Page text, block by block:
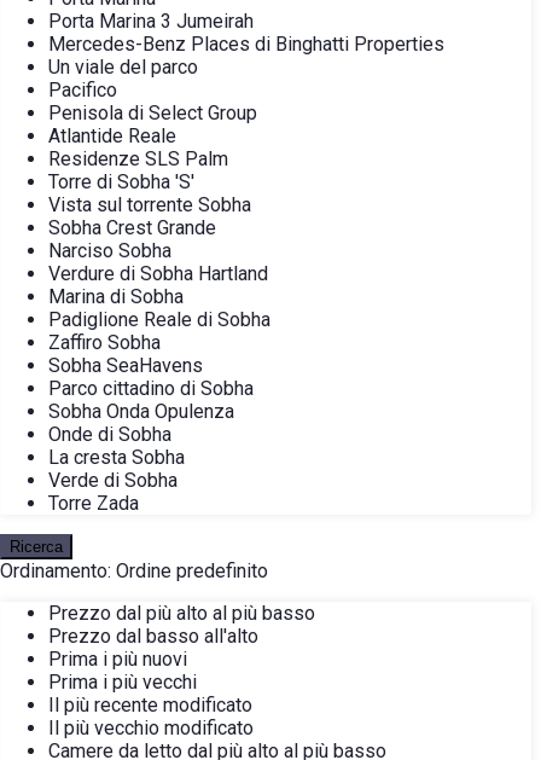
Porta Marina 3 Jumeirah
Mercedes-Benz Places di Binghatti Properties
Un viale del parco
Pacifico
Penisola di Select Group
Atlantide Reale
Residenze SLS Palm
Torre di Sobha 'S'
Vista sul torrente Sobha
Sobha Crest Grande
Narciso Sobha
Verdure di Sobha Hartland
Marina di Sobha
Padiglione Reale di Sobha
Zaffiro Sobha
Sobha SeaHavens
Parco cittadino di Sobha
Sobha Onda Opulenza
Onde di Sobha
La cresta Sobha
Verde di Sobha
Torre Zada
Ricerca
Ordinamento: Ordine predefinito
Prezzo dal più alto al più basso
Prezzo dal basso all'alto
Prima i più nuovi
Prima i più vecchi
Il più recente modificato
Il più vecchio modificato
Camere da letto dal più alto al più basso